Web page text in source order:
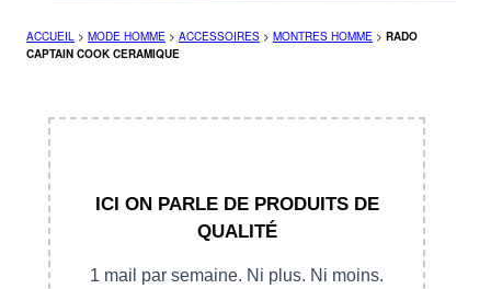
ACCUEIL > MODE HOMME > ACCESSOIRES > MONTRES HOMME > RADO
CAPTAIN COOK CERAMIQUE